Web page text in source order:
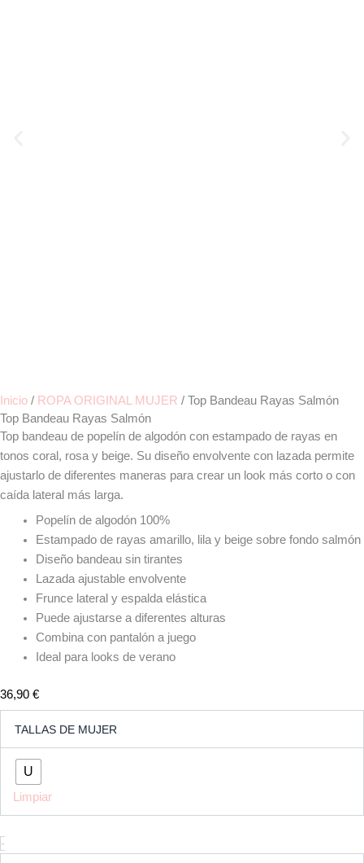
Inicio / ROPA ORIGINAL MUJER / Top Bandeau Rayas Salmón
Top Bandeau Rayas Salmón
Top bandeau de popelín de algodón con estampado de rayas en
tonos coral, rosa y beige. Su diseño envolvente con lazada permite
ajustarlo de diferentes maneras para crear un look más corto o con
caída lateral más larga.
Popelín de algodón 100%
Estampado de rayas amarillo, lila y beige sobre fondo salmón
Diseño bandeau sin tirantes
Lazada ajustable envolvente
Frunce lateral y espalda elástica
Puede ajustarse a diferentes alturas
Combina con pantalón a juego
Ideal para looks de verano
36,90 €
TALLAS DE MUJER
U
Limpiar
-
Bandeau
Rayas
Salmón
cantidad